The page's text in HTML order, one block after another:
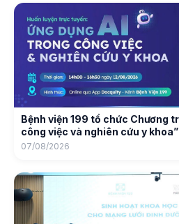
Bệnh viện 199 tổ chức Chương
công việc và nghiên cứu y khoa”
07/08/2026